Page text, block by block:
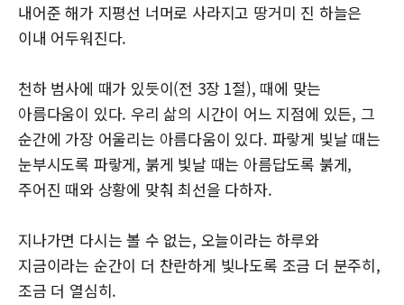
내어준 해가 지평선 너머로 사라지고 땅거미 진 하늘은
이내 어두워진다.
천하 범사에 때가 있듯이(전 3장 1절), 때에 맞는
아름다움이 있다. 우리 삶의 시간이 어느 지점에 있든, 그
순간에 가장 어울리는 아름다움이 있다. 파랗게 빛날 때는
눈부시도록 파랗게, 붉게 빛날 때는 아름답도록 붉게,
주어진 때와 상황에 맞춰 최선을 다하자.
지나가면 다시는 볼 수 없는, 오늘이라는 하루와
지금이라는 순간이 더 찬란하게 빛나도록 조금 더 분주히,
조금 더 열심히.